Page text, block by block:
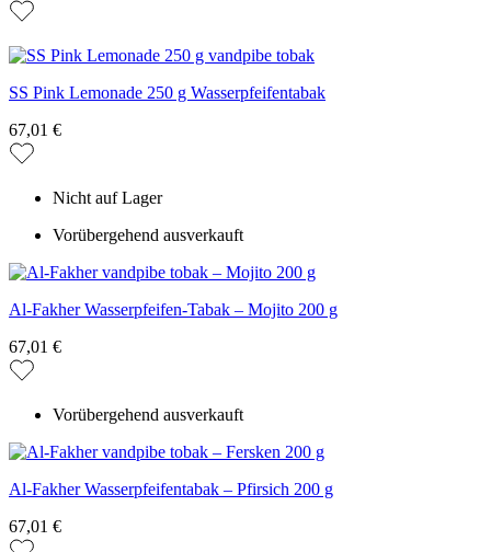
SS Pink Lemonade 250 g Wasserpfeifentabak
67,01 €
Nicht auf Lager
Vorübergehend ausverkauft
Al-Fakher Wasserpfeifen-Tabak – Mojito 200 g
67,01 €
Vorübergehend ausverkauft
Al-Fakher Wasserpfeifentabak – Pfirsich 200 g
67,01 €